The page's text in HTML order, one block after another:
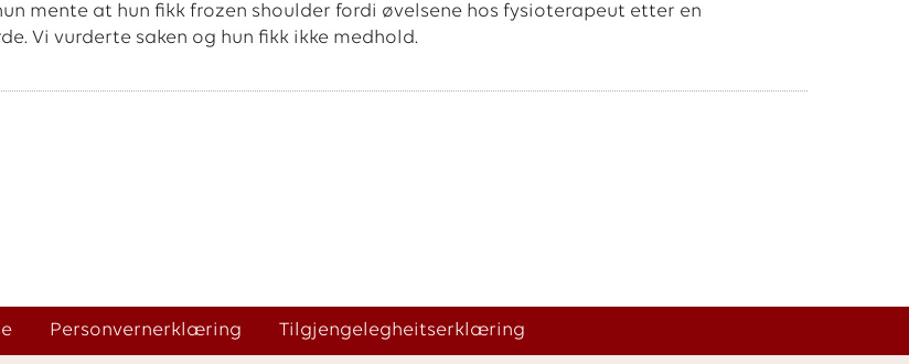
mente at hun fikk frozen shoulder fordi øvelsene hos fysioterapeut etter en
Vi vurderte saken og hun fikk ikke medhold.
Personvernerklæring Tilgjengelegheitserklæring